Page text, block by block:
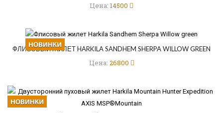
Цена: 14500
ФЛИСОВЫЙ ЖИЛЕТ HARKILA SANDHEM SHERPA WILLOW GREEN
Цена: 26800